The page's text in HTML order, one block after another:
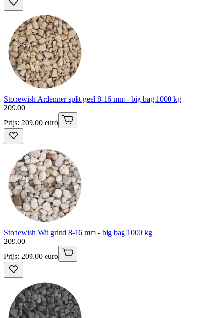
Stonewish Ardenner split geel 8-16 mm - big bag 1000 kg
209.00
Prijs: 209.00 euro
Stonewish Wit grind 8-16 mm - big bag 1000 kg
209.00
Prijs: 209.00 euro